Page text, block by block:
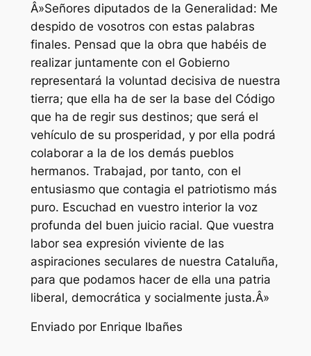
Â»Señores diputados de la Generalidad: Me
despido de vosotros con estas palabras
finales. Pensad que la obra que habéis de
realizar juntamente con el Gobierno
representará la voluntad decisiva de nuestra
tierra; que ella ha de ser la base del Código
que ha de regir sus destinos; que será el
vehículo de su prosperidad, y por ella podrá
colaborar a la de los demás pueblos
hermanos. Trabajad, por tanto, con el
entusiasmo que contagia el patriotismo más
puro. Escuchad en vuestro interior la voz
profunda del buen juicio racial. Que vuestra
labor sea expresión viviente de las
aspiraciones seculares de nuestra Cataluña,
para que podamos hacer de ella una patria
liberal, democrática y socialmente justa.Â»
Enviado por Enrique Ibañes